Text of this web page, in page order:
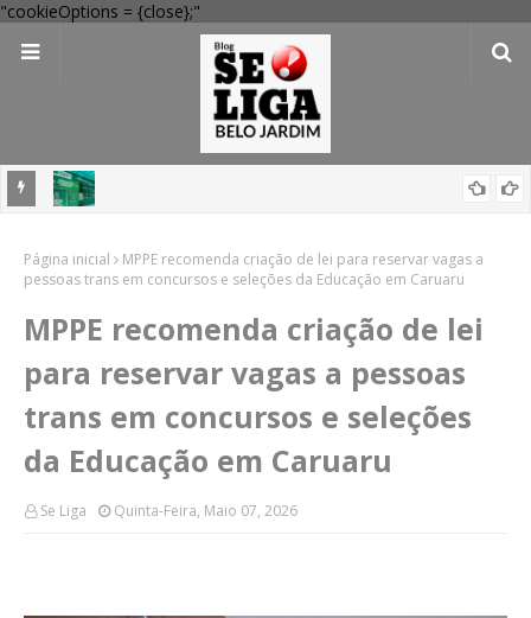
"cookieOptions = {close};"
compras
Página inicial
MPPE recomenda criação de lei para reservar vagas a
pessoas trans em concursos e seleções da Educação em Caruaru
MPPE recomenda criação de lei
para reservar vagas a pessoas
trans em concursos e seleções
da Educação em Caruaru
Se Liga Quinta-Feira, Maio 07, 2026